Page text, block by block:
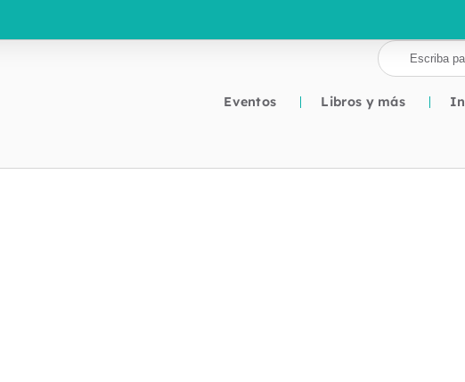
Eventos Libros y más